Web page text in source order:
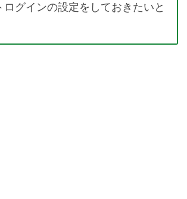
ログインの設定をしておきたいと